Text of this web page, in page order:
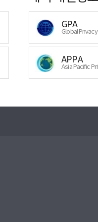
GPA
Global
APPA
Asia Pacific